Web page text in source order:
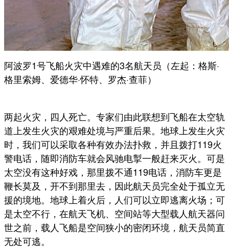
阿波罗1号飞船火灾中遇难的3名航天员（左起：格斯·
格里索姆、爱德华·怀特、罗杰·查菲）
两起火灾，四人死亡。专家们由此联想到飞船在太空轨
道上发生火灾的艰难处境与严重后果。地球上发生火灾
时，我们可以采取各种有效办法扑救，并且拨打119火
警电话，随即消防车就会风驰电掣一般赶来灭火。可是
太空没有这种好戏，那里拨不通119电话，消防车更是
鞭长莫及，开不到那里去，因此航天员完全处于孤立无
援的境地。地球上着火后，人们可以立即逃离火场；可
是太空不行，在航天飞机、空间站等大型载人航天器问
世之前，载人飞船是空间狭小的密闭环境，航天员简直
无处可逃。